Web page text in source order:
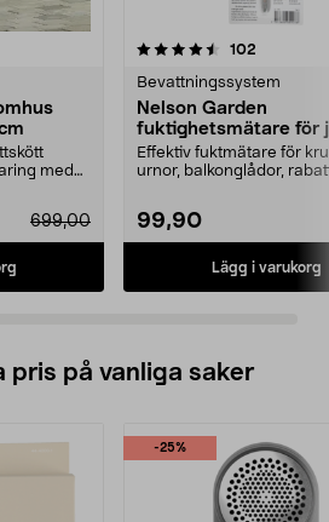
med
699,00
102
Bevattningssystem
Nelson Garden
fuktighetsmätare för
Effektiv fuktmätare för
urnor, balkonglådor,
99,90
Lägg i varukorg
4.5 av 5 stjärnor
pris på vanliga saker
-25%